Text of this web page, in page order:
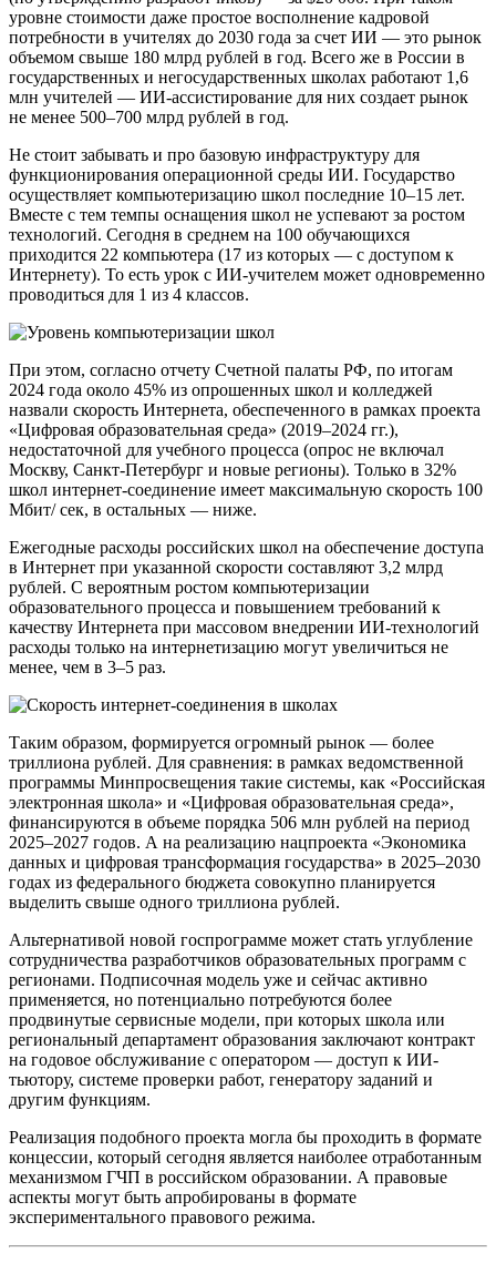
уровне стоимости даже простое восполнение кадровой
потребности в учителях до 2030 года за счет ИИ — это рынок
объемом свыше 180 млрд рублей в год. Всего же в России в
государственных и негосударственных школах работают 1,6
млн учителей — ИИ-ассистирование для них создает рынок
не менее 500–700 млрд рублей в год.
Не стоит забывать и про базовую инфраструктуру для
функционирования операционной среды ИИ. Государство
осуществляет компьютеризацию школ последние 10–15 лет.
Вместе с тем темпы оснащения школ не успевают за ростом
технологий. Сегодня в среднем на 100 обучающихся
приходится 22 компьютера (17 из которых — с доступом к
Интернету). То есть урок с ИИ-учителем может одновременно
проводиться для 1 из 4 классов.
При этом, согласно отчету Счетной палаты РФ, по итогам
2024 года около 45% из опрошенных школ и колледжей
назвали скорость Интернета, обеспеченного в рамках проекта
«Цифровая образовательная среда» (2019–2024 гг.),
недостаточной для учебного процесса (опрос не включал
Москву, Санкт-Петербург и новые регионы). Только в 32%
школ интернет-соединение имеет максимальную скорость 100
Мбит/ сек, в остальных — ниже.
Ежегодные расходы российских школ на обеспечение доступа
в Интернет при указанной скорости составляют 3,2 млрд
рублей. С вероятным ростом компьютеризации
образовательного процесса и повышением требований к
качеству Интернета при массовом внедрении ИИ-технологий
расходы только на интернетизацию могут увеличиться не
менее, чем в 3–5 раз.
Таким образом, формируется огромный рынок — более
триллиона рублей. Для сравнения: в рамках ведомственной
программы Минпросвещения такие системы, как «Российская
электронная школа» и «Цифровая образовательная среда»,
финансируются в объеме порядка 506 млн рублей на период
2025–2027 годов. А на реализацию нацпроекта «Экономика
данных и цифровая трансформация государства» в 2025–2030
годах из федерального бюджета совокупно планируется
выделить свыше одного триллиона рублей.
Альтернативой новой госпрограмме может стать углубление
сотрудничества разработчиков образовательных программ с
регионами. Подписочная модель уже и сейчас активно
применяется, но потенциально потребуются более
продвинутые сервисные модели, при которых школа или
региональный департамент образования заключают контракт
на годовое обслуживание с оператором — доступ к ИИ-
тьютору, системе проверки работ, генератору заданий и
другим функциям.
Реализация подобного проекта могла бы проходить в формате
концессии, который сегодня является наиболее отработанным
механизмом ГЧП в российском образовании. А правовые
аспекты могут быть апробированы в формате
экспериментального правового режима.